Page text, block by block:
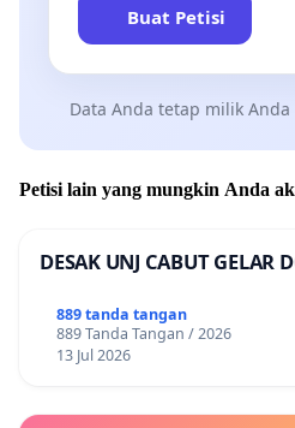
Buat Petisi
Data Anda tetap milik Anda
Petisi lain yang mungkin Anda
DESAK UNJ CABUT GELAR
889 tanda tangan
889 Tanda Tangan / 2026
13 Jul 2026